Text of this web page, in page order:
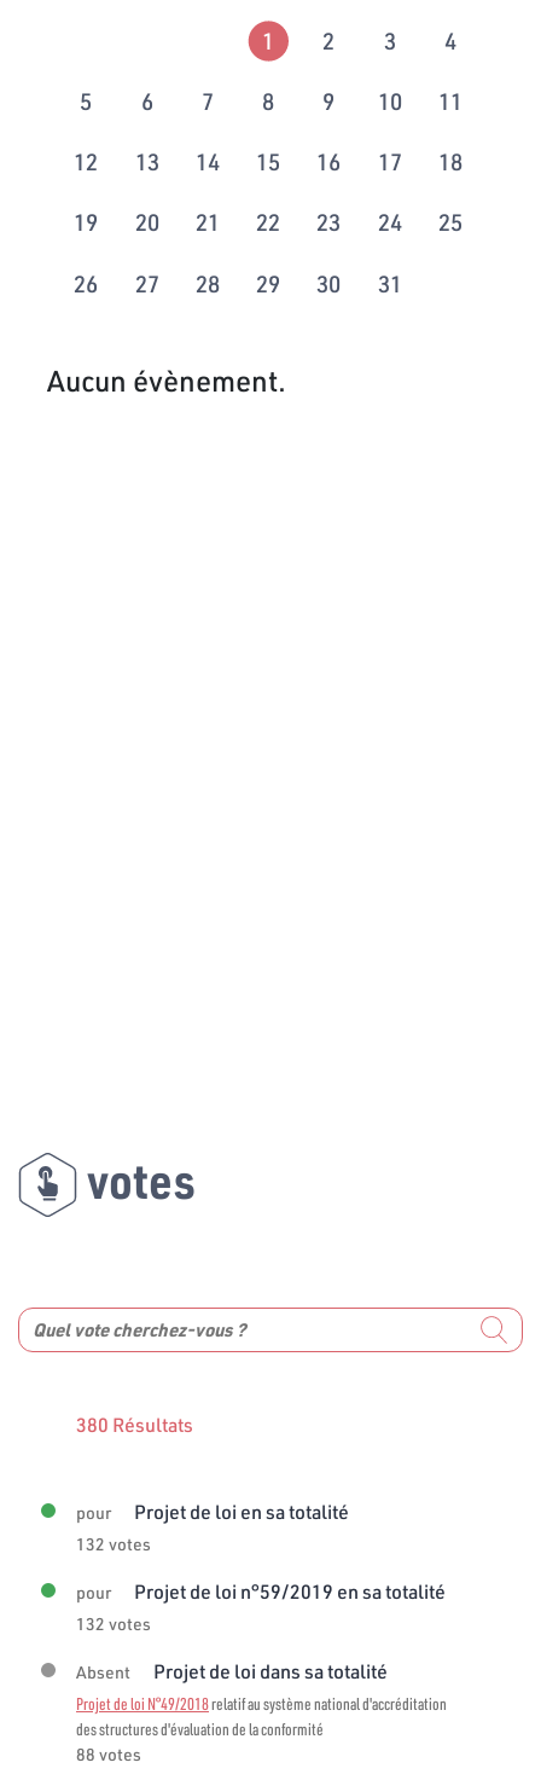
1 2 3 4
5 6 7 8 9 10 11
12 13 14 15 16 17 18
19 20 21 22 23 24 25
26 27 28 29 30 31
Aucun évènement.
votes
380 Résultats
pour Projet de loi en sa totalité
132 votes
pour Projet de loi n°59/2019 en sa totalité
132 votes
Absent Projet de loi dans sa totalité
Projet de loi N°49/2018relatif au système national d'accréditation
des structures d'évaluation de la conformité
88 votes